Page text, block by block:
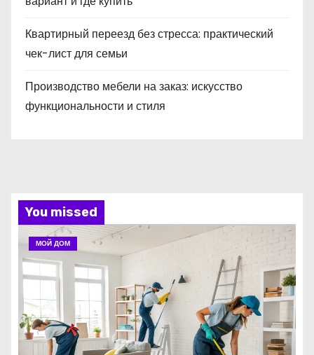
Квартирный переезд без стресса: практический
чек-лист для семьи
Производство мебели на заказ: искусство
функциональности и стиля
You missed
МОЙ ДОМ